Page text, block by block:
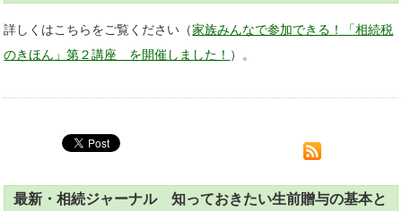
詳しくはこちらをご覧ください（家族みんなで参加できる！「相続税
のきほん」第２講座 を開催しました！ ）。
最新・相続ジャーナル 知っておきたい生前贈与の基本と